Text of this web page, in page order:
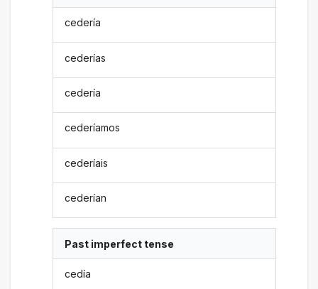
cedería
cederías
cedería
cederíamos
cederíais
cederían
Past imperfect tense
cedía